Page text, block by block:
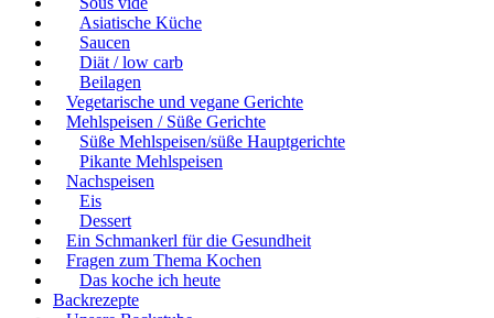
Asiatische Küche
Saucen
Diät / low carb
Beilagen
Vegetarische und vegane Gerichte
Mehlspeisen / Süße Gerichte
Süße Mehlspeisen/süße Hauptgerichte
Pikante Mehlspeisen
Nachspeisen
Eis
Dessert
Ein Schmankerl für die Gesundheit
Fragen zum Thema Kochen
Das koche ich heute
Backrezepte